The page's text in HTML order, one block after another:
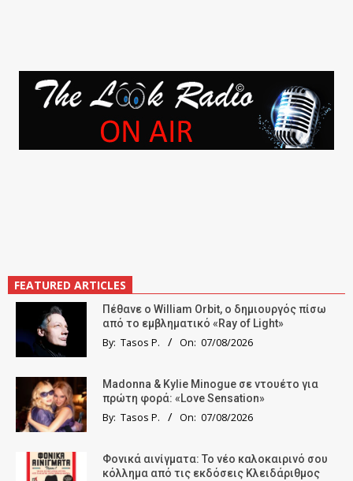
FEATURED ARTICLES
Πέθανε ο William Orbit, ο δημιουργός πίσω
από το εμβληματικό «Ray of Light»
By: Tasos P. On: 07/08/2026
Madonna & Kylie Minogue σε ντουέτο για
πρώτη φορά: «Love Sensation»
By: Tasos P. On: 07/08/2026
Φονικά αινίγματα: Το νέο καλοκαιρινό σου
κόλλημα από τις εκδόσεις Κλειδάριθμος